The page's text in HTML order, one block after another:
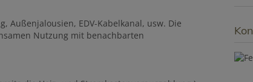
Außenjalousien, EDV-Kabelkanal, usw. Die
Nutzung mit benachbarten